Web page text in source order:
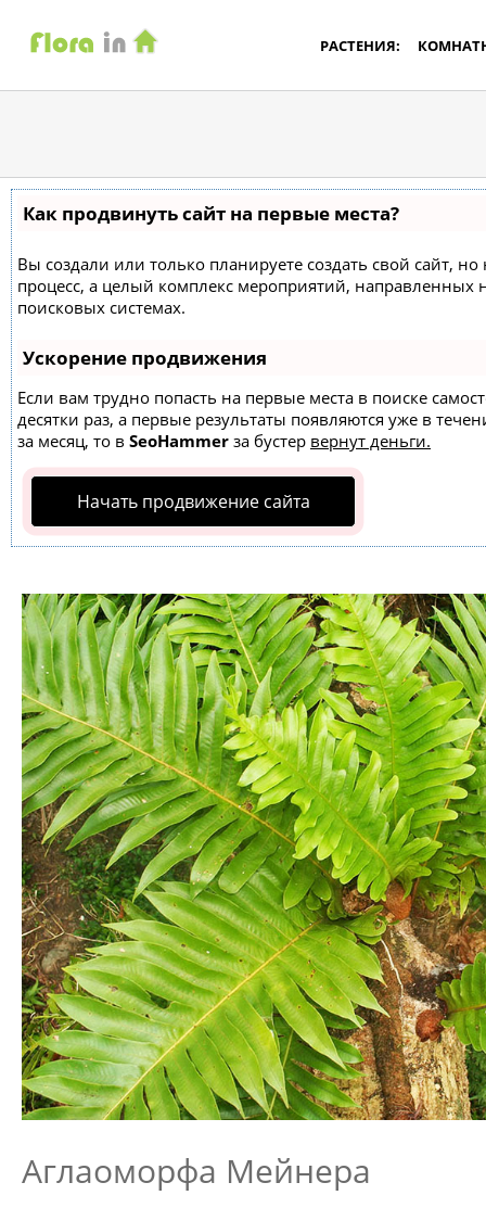
РАСТЕНИЯ:
Как продвинуть сайт на первые места?
Вы создали или только планируете создать свой сайт,
процесс, а целый комплекс мероприятий,
поисковых системах.
Ускорение продвижения
Если вам трудно попасть на первые места в поиске
десятки раз, а первые результаты появляются уже в
за месяц, то в SeoHammer за бустер вернут деньги.
Начать продвижение сайта
Аглаоморфа Мейнера